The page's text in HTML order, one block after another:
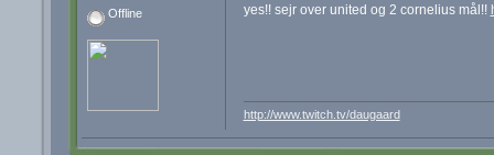
Offline yes!! sejr over united og 2 cornelius mål!!
http://www.twitch.tv/daugaard